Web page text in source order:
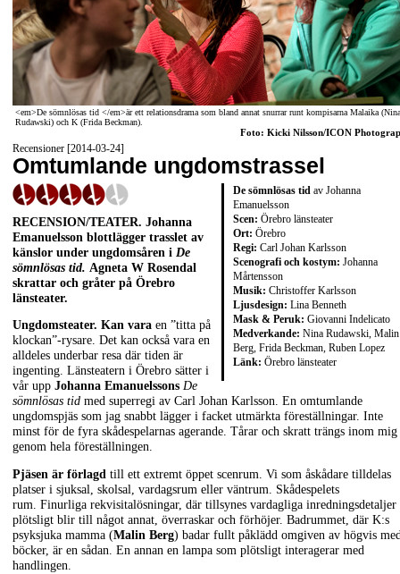
<em>De sömnlösas tid </em>är ett relationsdrama som bland annat snurrar runt kompisarna Malaika (Nina
Rudawski) och K (Frida Beckman).
Foto: Kicki Nilsson/ICON
Recensioner [2014-03-24]
Omtumlande ungdomstrassel
De sömnlösas tid av Johanna
Emanuelsson
Scen: Örebro länsteater
Ort: Örebro
Regi: Carl Johan Karlsson
Scenografi och kostym: Johanna
Mårtensson
Musik: Christoffer Karlsson
Ljusdesign: Lina Benneth
Mask & Peruk: Giovanni Indelicato
Medverkande: Nina Rudawski, Malin
Berg, Frida Beckman, Ruben Lopez
Länk: Örebro länsteater
RECENSION/TEATER. Johanna
Emanuelsson blottlägger trasslet av
känslor under ungdomsåren i De
sömnlösas tid. Agneta W Rosendal
skrattar och gråter på Örebro
länsteater.
Ungdomsteater. Kan vara en ”titta på
klockan”-rysare. Det kan också vara en
alldeles underbar resa där tiden är
ingenting. Länsteatern i Örebro sätter i
vår upp Johanna Emanuelssons De
sömnlösas tid med superregi av Carl Johan Karlsson. En omtumlande
ungdomspjäs som jag snabbt lägger i facket utmärkta föreställningar. Inte
minst för de fyra skådespelarnas agerande. Tårar och skratt trängs inom mig
genom hela föreställningen.
Pjäsen är förlagd till ett extremt öppet scenrum. Vi som åskådare tilldelas
platser i sjuksal, skolsal, vardagsrum eller väntrum. Skådespelets
rum. Finurliga rekvisitalösningar, där tillsynes vardagliga inredningsdetaljer
plötsligt blir till något annat, överraskar och förhöjer. Badrummet, där K:s
psyksjuka mamma (Malin Berg) badar fullt påklädd omgiven av högvis
böcker, är en sådan. En annan en lampa som plötsligt interagerar med
handlingen.